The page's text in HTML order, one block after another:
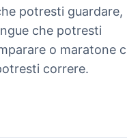
potresti guardare,
che potresti
o maratone
correre.